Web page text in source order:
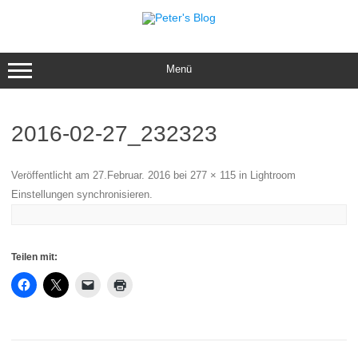
Menü
2016-02-27_232323
Veröffentlicht am 27.Februar. 2016 bei 277 × 115 in Lightroom
Einstellungen synchronisieren.
Teilen mit: